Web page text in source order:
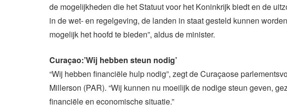
de mogelijkheden die het Statuut voor het Koninkrijk biedt en de
in de wet- en regelgeving, de landen in staat gesteld kunnen
mogelijk het hoofd te bieden”, aldus de minister.
Curaçao:’Wij hebben steun nodig’
“Wij hebben financiële hulp nodig”, zegt de Curaçaose
Millerson (PAR). “Wij kunnen nu moeilijk de nodige steun geven,
financiële en economische situatie.”